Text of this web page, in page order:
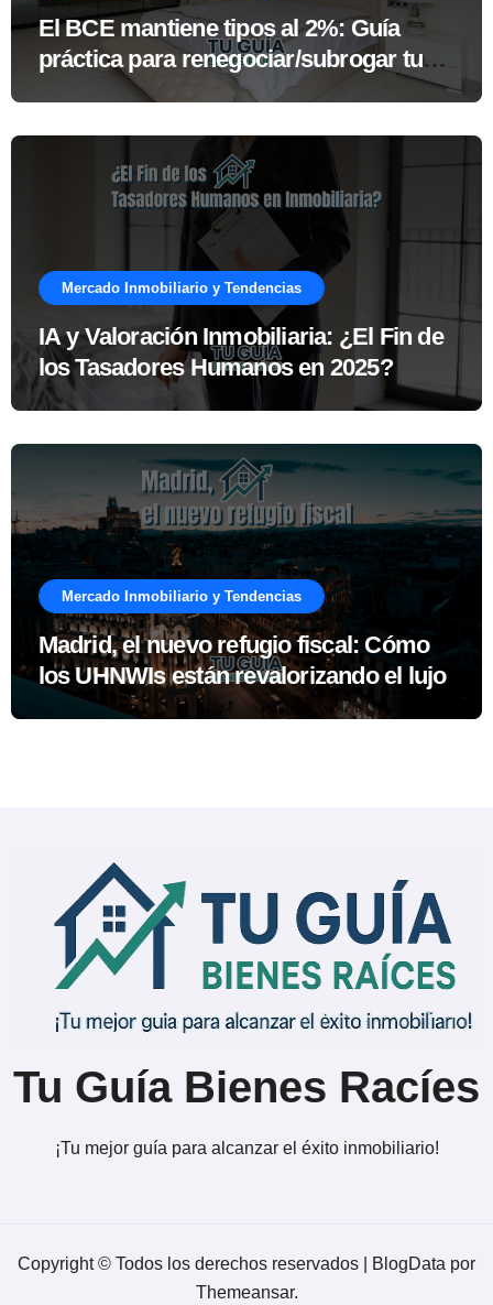
El BCE mantiene tipos al 2%: Guía
práctica para renegociar/subrogar tu
hipoteca ahora
Mercado Inmobiliario y Tendencias
IA y Valoración Inmobiliaria: ¿El Fin de
los Tasadores Humanos en 2025?
Mercado Inmobiliario y Tendencias
Madrid, el nuevo refugio fiscal: Cómo
los UHNWIs están revalorizando el lujo
Tu Guía Bienes Racíes
¡Tu mejor guía para alcanzar el éxito inmobiliario!
Copyright © Todos los derechos reservados BlogData por
Themeansar.